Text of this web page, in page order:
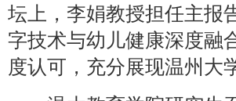
坛上，李娟教授担任主报
字技术与幼儿健康深度融
度认可，充分展现温州大